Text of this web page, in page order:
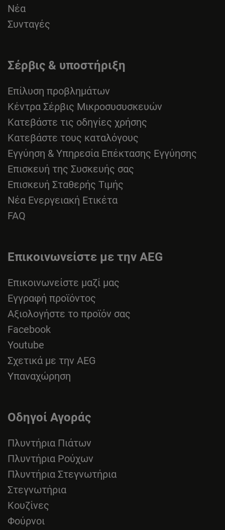
Νέα
Συνταγές
Σέρβις & υποστήριξη
Επίλυση προβλημάτων
Κέντρα Σέρβις Μικροσυσυσκευών
Κατεβάστε τις οδηγίες χρήσης
Κατεβάστε τους καταλόγους
Εγγύηση & Υπηρεσία Επέκτασης Εγγύησης
Επισκευή της Συσκευής σας
Επισκευή Σταθερής Τιμής
Νέα Ενεργειακή Ετικέτα
FAQ
Επικοινωνείστε με την AEG
Επικοινωνείστε μαζί μας
Εγγραφή προϊόντος
Αξιολογήστε το προϊόν σας
Facebook
Youtube
Σχετικά με την AEG
Υπαναχώρηση
Οδηγοί Αγοράς
Πλυντήρια Πιάτων
Πλυντήρια Ρούχων
Πλυντήρια Στεγνωτήρια
Στεγνωτήρια
Κουζίνες
Φούρνοι